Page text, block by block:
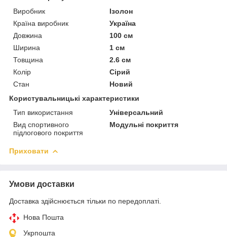
Виробник
Ізолон
Країна виробник
Україна
Довжина
100 см
Ширина
1 см
Товщина
2.6 см
Колір
Сірий
Стан
Новий
Користувальницькі характеристики
Тип використання
Універсальний
Вид спортивного
підлогового покриття
Модульні покриття
Приховати
Умови доставки
Доставка здійснюється тільки по передоплаті.
Нова Пошта
Укрпошта